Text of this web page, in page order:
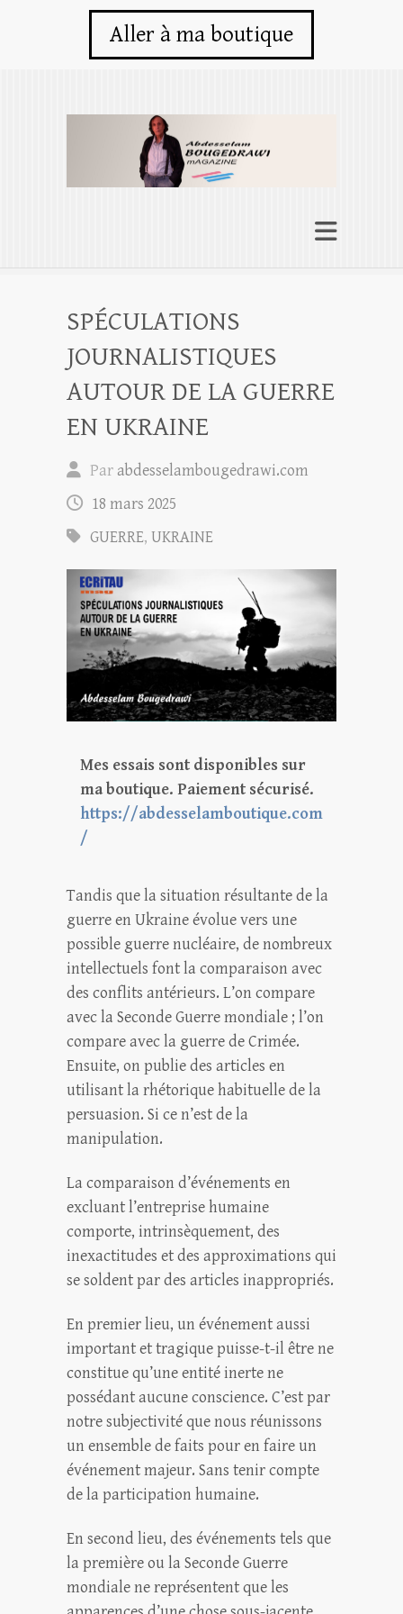
Aller à ma boutique
SPÉCULATIONS
JOURNALISTIQUES
AUTOUR DE LA GUERRE
EN UKRAINE
Par abdesselambougedrawi.com
18 mars 2025
GUERRE, UKRAINE
Mes essais sont disponibles sur
ma boutique. Paiement sécurisé.
https://abdesselamboutique.com
/
Tandis que la situation résultante de la
guerre en Ukraine évolue vers une
possible guerre nucléaire, de nombreux
intellectuels font la comparaison avec
des conflits antérieurs. L’on compare
avec la Seconde Guerre mondiale ; l’on
compare avec la guerre de Crimée.
Ensuite, on publie des articles en
utilisant la rhétorique habituelle de la
persuasion. Si ce n’est de la
manipulation.
La comparaison d’événements en
excluant l’entreprise humaine
comporte, intrinsèquement, des
inexactitudes et des approximations qui
se soldent par des articles inappropriés.
En premier lieu, un événement aussi
important et tragique puisse-t-il être ne
constitue qu’une entité inerte ne
possédant aucune conscience. C’est par
notre subjectivité que nous réunissons
un ensemble de faits pour en faire un
événement majeur. Sans tenir compte
de la participation humaine.
En second lieu, des événements tels que
la première ou la Seconde Guerre
mondiale ne représentent que les